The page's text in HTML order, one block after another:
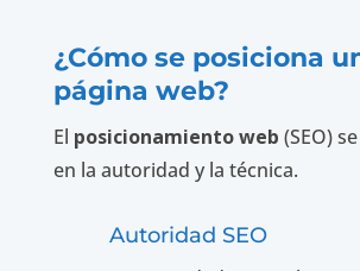
¿Cómo se posiciona
página web?
El posicionamiento web (SEO)
en la autoridad y la técnica.
Autoridad SEO